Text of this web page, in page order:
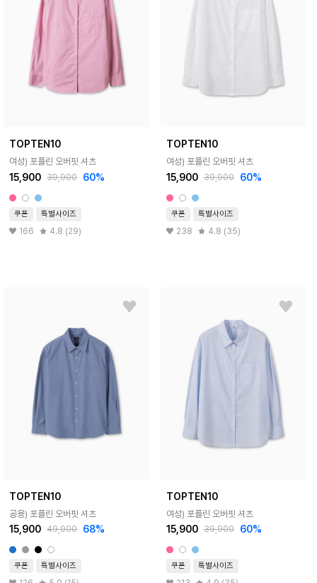
TOPTEN10
여성) 포플린 오버핏 셔츠
15,900 39,900 60%
쿠폰 특별사이즈
166 4.8 (29)
TOPTEN10
여성) 포플린 오버핏 셔츠
15,900 39,900 60%
쿠폰 특별사이즈
238 4.8 (35)
TOPTEN10
공용) 포플린 오버핏 셔츠
15,900 49,900 68%
쿠폰 특별사이즈
TOPTEN10
여성) 포플린 오버핏 셔츠
15,900 39,900 60%
쿠폰 특별사이즈